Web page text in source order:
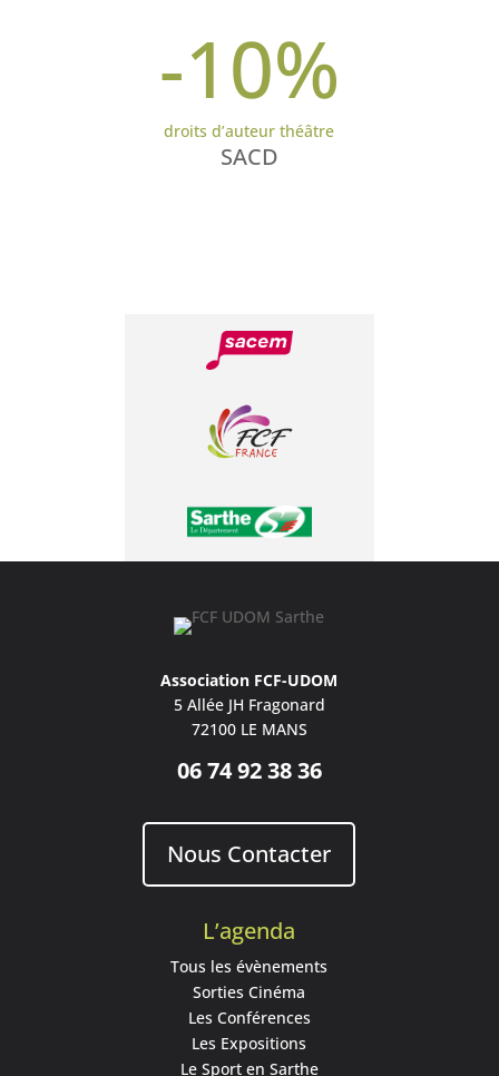
-10%
droits d’auteur théâtre
SACD
Association FCF-UDOM
5 Allée JH Fragonard
72100 LE MANS
06 74 92 38 36
Nous Contacter
L’agenda
Tous les évènements
Sorties Cinéma
Les Conférences
Les Expositions
Le Sport en Sarthe